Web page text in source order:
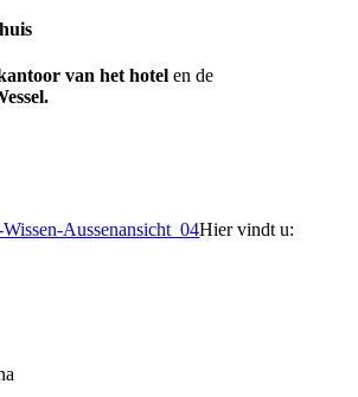
van het hotelen de
Hier vindt u: